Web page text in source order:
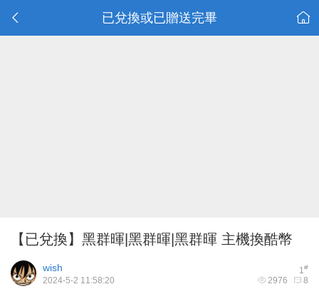
已兌換或已贈送完畢
【已兌換】黑群暉|黑群暉|黑群暉 主機換酷幣
1#
wish
2976 8
2024-5-2 11:58:20